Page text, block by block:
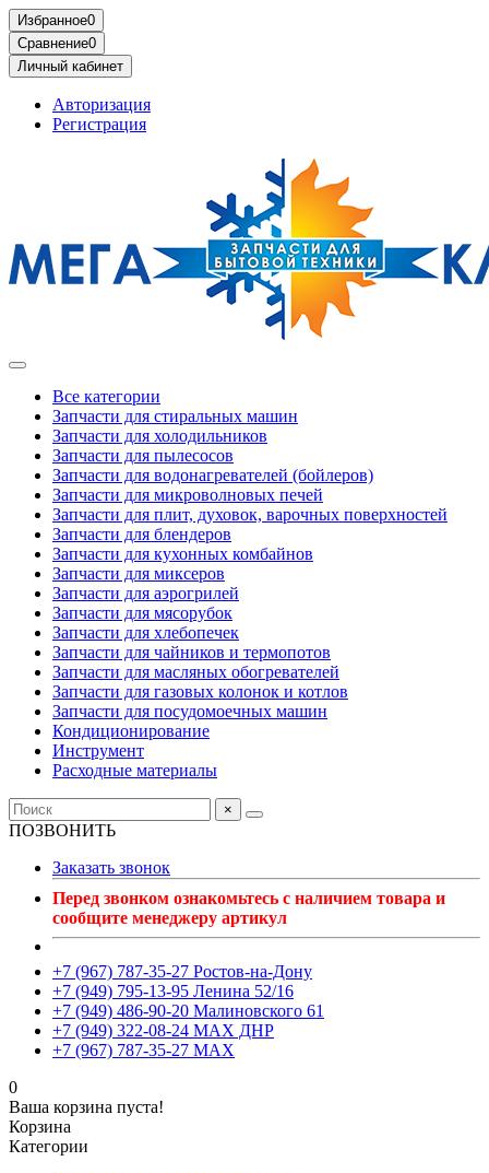
Избранное0
Сравнение0
Личный кабинет
Авторизация
Регистрация
Все категории
Запчасти для стиральных машин
Запчасти для холодильников
Запчасти для пылесосов
Запчасти для водонагревателей (бойлеров)
Запчасти для микроволновых печей
Запчасти для плит, духовок, варочных поверхностей
Запчасти для блендеров
Запчасти для кухонных комбайнов
Запчасти для миксеров
Запчасти для аэрогрилей
Запчасти для мясорубок
Запчасти для хлебопечек
Запчасти для чайников и термопотов
Запчасти для масляных обогревателей
Запчасти для газовых колонок и котлов
Запчасти для посудомоечных машин
Кондиционирование
Инструмент
Расходные материалы
×
ПОЗВОНИТЬ
Заказать звонок
Перед звонком ознакомьтесь с наличием товара и
сообщите менеджеру артикул
+7 (967) 787-35-27 Ростов-на-Дону
+7 (949) 795-13-95 Ленина 52/16
+7 (949) 486-90-20 Малиновского 61
+7 (949) 322-08-24 MAX ДНР
+7 (967) 787-35-27 MAX
0
Ваша корзина пуста!
Корзина
Категории